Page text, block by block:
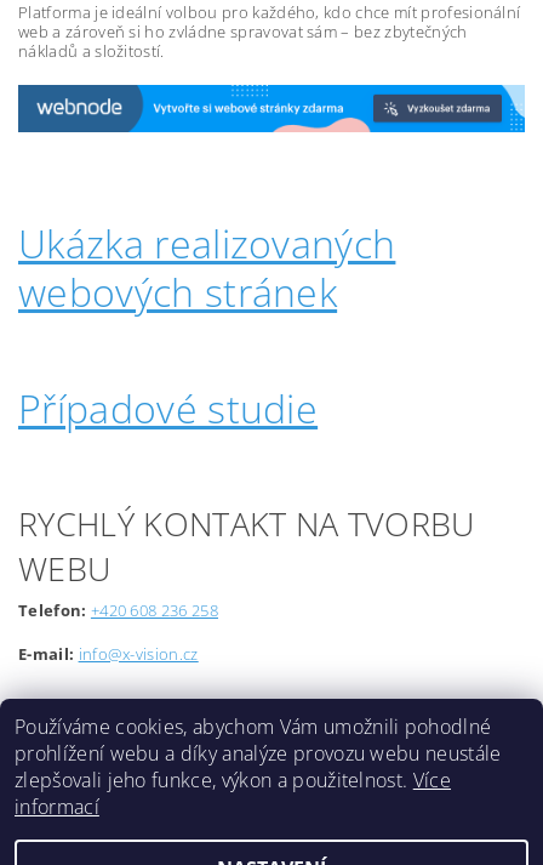
Platforma je ideální volbou pro každého, kdo chce mít profesionální
web a zároveň si ho zvládne spravovat sám – bez zbytečných
nákladů a složitostí.
Ukázka realizovaných
webových stránek
Případové studie
RYCHLÝ KONTAKT NA TVORBU
WEBU
Telefon: +420 608 236 258
E-mail: info@x-vision.cz
Používáme cookies, abychom Vám umožnili pohodlné
prohlížení webu a díky analýze provozu webu neustále
zlepšovali jeho funkce, výkon a použitelnost. Více
informací